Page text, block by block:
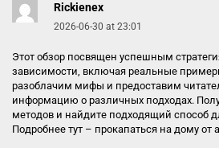
Rickienex
2026-06-30 at 23:01
Этот обзор посвящен успешным
зависимости, включая реальные
разоблачим мифы и предоставим
информацию о различных подходах.
методов и найдите подходящий способ
Подробнее тут – прокапаться на дому от